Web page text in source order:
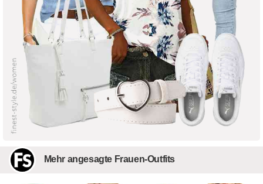
Mehr angesagte Frauen-Outfits